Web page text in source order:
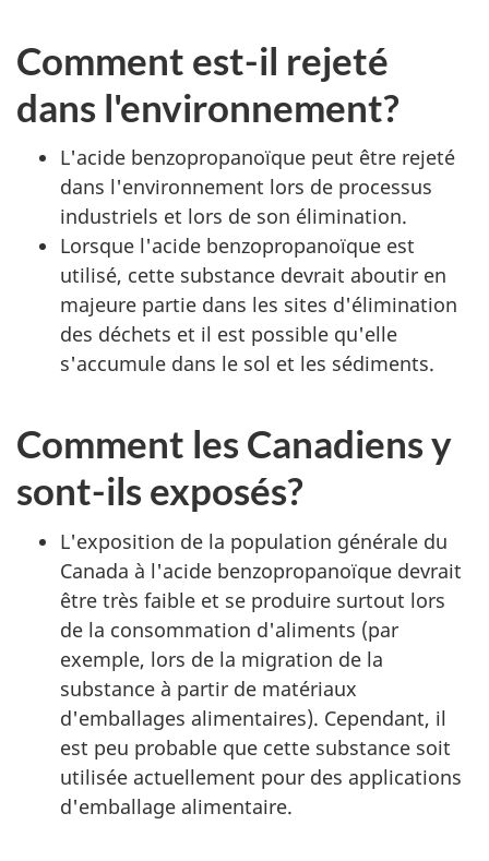
Comment est-il rejeté
dans l'environnement?
L'acide benzopropanoïque peut être rejeté
dans l'environnement lors de processus
industriels et lors de son élimination.
Lorsque l'acide benzopropanoïque est
utilisé, cette substance devrait aboutir en
majeure partie dans les sites d'élimination
des déchets et il est possible qu'elle
s'accumule dans le sol et les sédiments.
Comment les Canadiens y
sont-ils exposés?
L'exposition de la population générale du
Canada à l'acide benzopropanoïque devrait
être très faible et se produire surtout lors
de la consommation d'aliments (par
exemple, lors de la migration de la
substance à partir de matériaux
d'emballages alimentaires). Cependant, il
est peu probable que cette substance soit
utilisée actuellement pour des applications
d'emballage alimentaire.